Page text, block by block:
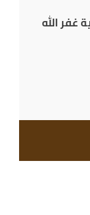
الثانوية غفر الله